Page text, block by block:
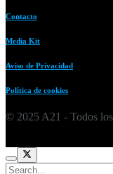
Contacto
Media Kit
Aviso de Privacidad
Política de cookies
© 2025 A21 - Todos los